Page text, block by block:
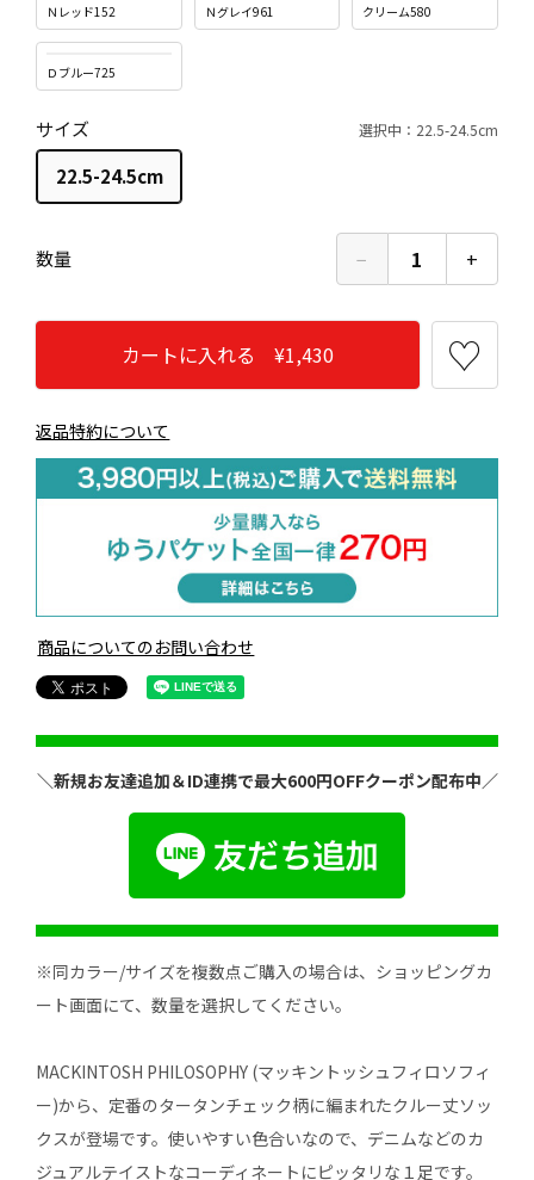
Ｎレッド152 Ｎグレイ961 クリーム580
Ｄブルー725
サイズ 選択中：22.5-24.5cm
22.5-24.5cm
数量 − 1 +
カートに入れる ¥1,430
返品特約について
商品についてのお問い合わせ
＼新規お友達追加＆ID連携で最大600円OFFクーポン配布中／
※同カラー/サイズを複数点ご購入の場合は、ショッピングカ
ート画面にて、数量を選択してください。
MACKINTOSH PHILOSOPHY (マッキントッシュフィロソフィ
ー)から、定番のタータンチェック柄に編まれたクルー丈ソッ
クスが登場です。使いやすい色合いなので、デニムなどのカ
ジュアルテイストなコーディネートにピッタリな１足です。